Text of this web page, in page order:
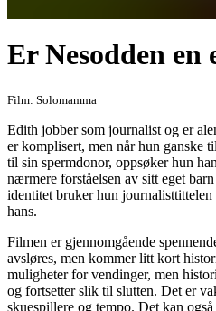
Er Nesodden en
Film: Solomamma
Edith jobber som journalist og er
er komplisert, men når hun ganske
til sin spermdonor, oppsøker hun
nærmere forståelsen av sitt eget
identitet bruker hun
hans.
Filmen er gjennomgående
avsløres, men kommer litt kort
muligheter for vendinger, men
og fortsetter slik til slutten. Det er
skuespillere og tempo. Det kan